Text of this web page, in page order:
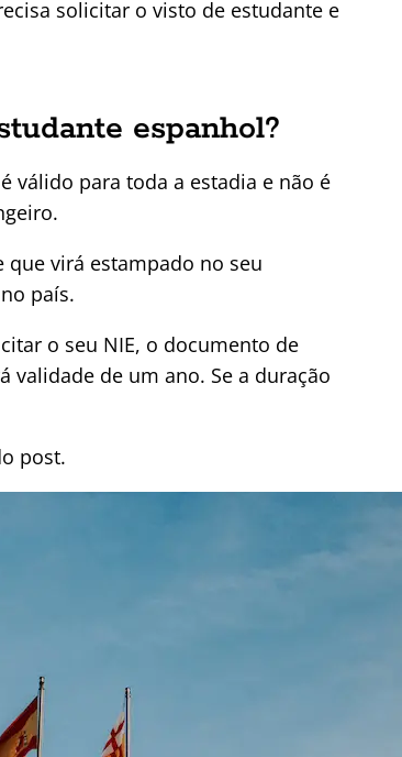
solicitar o visto de estudante e
espanhol?
válido para toda a estadia e não é
que virá estampado no seu
país.
o seu NIE, o documento de
validade de um ano. Se a duração
post.